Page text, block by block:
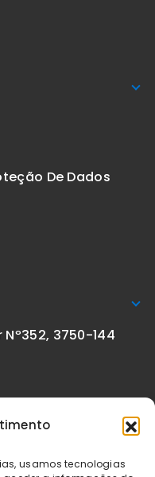
usamos tecnologias
De Dados
3750-144